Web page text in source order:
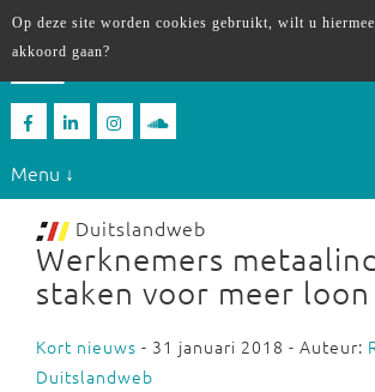
Menu ↓
Duitslandweb
Werknemers
staken voor meer loon
Kort nieuws - 31 januari 2018 - Auteur:
Duitslandweb
Op deze site worden cookies gebruikt, wilt u hiermee
akkoord gaan?